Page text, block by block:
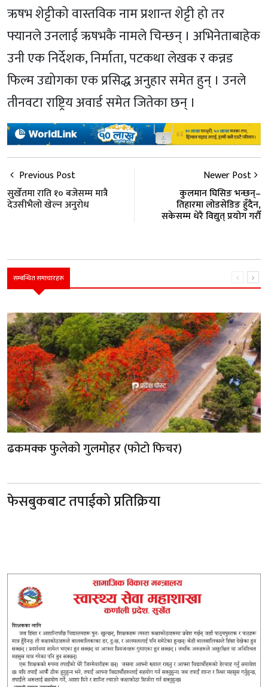
ऋषभ शेट्टीको वास्तविक नाम प्रशान्त शेट्टी हो तर
फ्यानले उनलाई ऋषभकै नामले चिन्छन् । अभिनेताबाहेक
उनी एक निर्देशक, निर्माता, पटकथा लेखक र कन्नड
फिल्म उद्योगका एक प्रसिद्ध अनुहार समेत हुन् । उनले
तीनवटा राष्ट्रिय अवार्ड समेत जितेका छन् ।
Previous Post
सुर्खेतमा राति १० बजेसम्म मात्रै
देउसीभैलो खेल्न अनुराेध
Newer Post
कुलमान घिसिङ भन्छन्–
तिहारमा लोडसेडिङ हुँदैन,
सकेसम्म धेरै विद्युत् प्रयोग गरौँ
सम्बन्धित समाचारहरू
ढकमक्क फुलेको गुलमोहर (फोटो फिचर)
फेसबुकबाट तपाईको प्रतिक्रिया